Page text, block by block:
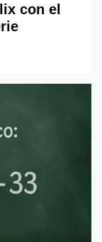
con el